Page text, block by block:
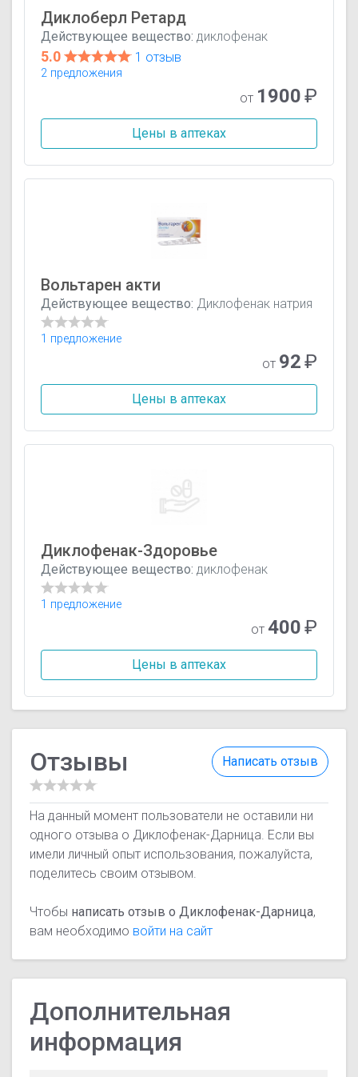
Диклоберл Ретард
Действующее вещество: диклофенак
5.0 1 отзыв
2 предложения
от 1900₽
Цены в аптеках
Вольтарен акти
Действующее вещество: Диклофенак натрия
1 предложение
от 92₽
Цены в аптеках
Диклофенак-Здоровье
Действующее вещество: диклофенак
1 предложение
от 400₽
Цены в аптеках
Написать отзыв
Отзывы
На данный момент пользователи не оставили ни
одного отзыва о Диклофенак-Дарница. Если вы
имели личный опыт использования, пожалуйста,
поделитесь своим отзывом.
Чтобы написать отзыв о Диклофенак-Дарница,
вам необходимо войти на сайт
Дополнительная
информация